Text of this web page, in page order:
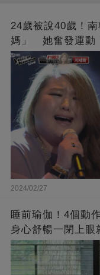
24歲被說40歲！
媽」 她奮發運動
了❤
2024/02/27
睡前瑜伽！4個動
身心舒暢一閉上眼